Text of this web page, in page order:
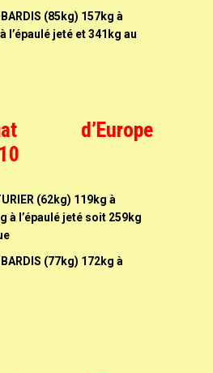
(85kg) 157kg à
l’épaulé jeté et 341kg au
d’Europe
(62kg) 119kg à
à l’épaulé jeté soit 259kg
(77kg) 172kg à